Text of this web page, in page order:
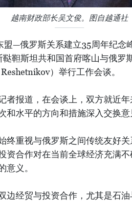
越南财政部长吴文俊。图自越通社
—俄罗斯关系建立35周年纪念
靼斯坦共和国首府喀山与俄罗
）举行工作会谈。
者报道，在会谈上，双方就近
和水平的方向和措施深入交换意
终重视与俄罗斯之间传统友好
资合作对在当前全球经济充满
意义。
边经贸与投资合作，尤其是石